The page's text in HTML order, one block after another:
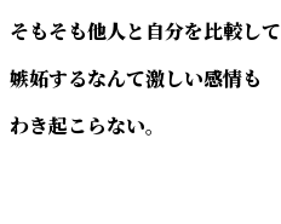
そもそも他人と自分を比較して
嫉妬するなんて激しい感情も
わき起こらない。